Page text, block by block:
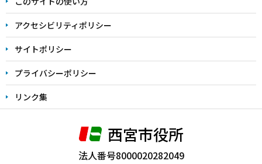
で
アクセシビリティポリシー
サイトポリシー
プライバシーポリシー
リンク集
西宮市役所
法人番号8000020282049